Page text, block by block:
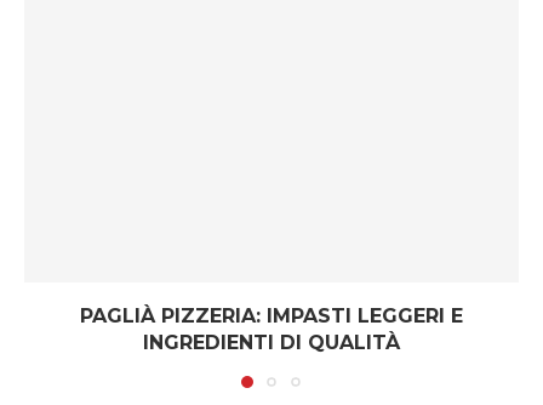
PAGLIÀ PIZZERIA: IMPASTI LEGGERI E
INGREDIENTI DI QUALITÀ